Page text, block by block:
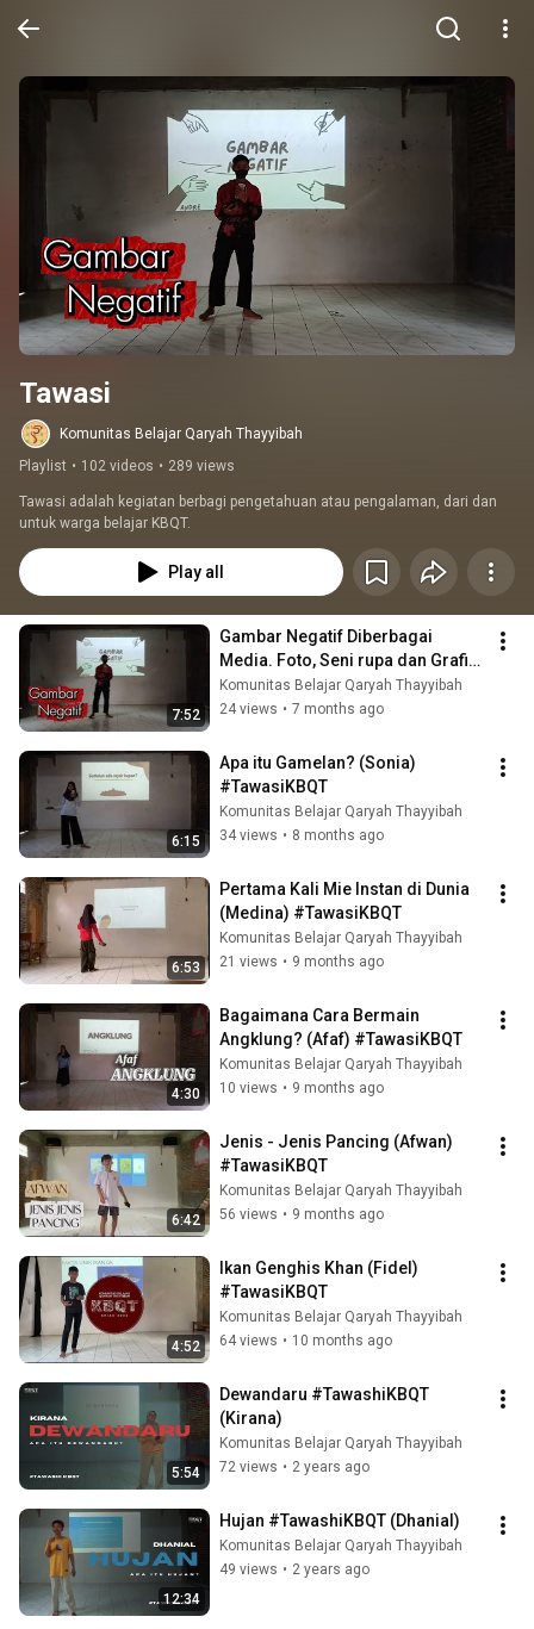
Tawasi
Komunitas Belajar Qaryah Thayyibah
Playlist • 102 videos • 289 views
Tawasi adalah kegiatan berbagi pengetahuan atau pengalaman, dari dan
untuk warga belajar KBQT.
Play all
7:52
Gambar Negatif Diberbagai
Media. Foto, Seni rupa dan Grafis.
(Andre) #TawasiKBQT
Komunitas Belajar Qaryah Thayyibah
24 views • 7 months ago
6:15
Apa itu Gamelan? (Sonia)
#TawasiKBQT
Komunitas Belajar Qaryah Thayyibah
34 views • 8 months ago
6:53
Pertama Kali Mie Instan di Dunia
(Medina) #TawasiKBQT
Komunitas Belajar Qaryah Thayyibah
21 views • 9 months ago
4:30
Bagaimana Cara Bermain
Angklung? (Afaf) #TawasiKBQT
Komunitas Belajar Qaryah Thayyibah
10 views • 9 months ago
6:42
Jenis - Jenis Pancing (Afwan)
#TawasiKBQT
Komunitas Belajar Qaryah Thayyibah
56 views • 9 months ago
4:52
Ikan Genghis Khan (Fidel)
#TawasiKBQT
Komunitas Belajar Qaryah Thayyibah
64 views • 10 months ago
5:54
Dewandaru #TawashiKBQT
(Kirana)
Komunitas Belajar Qaryah Thayyibah
72 views • 2 years ago
12:34
Hujan #TawashiKBQT (Dhanial)
Komunitas Belajar Qaryah Thayyibah
49 views • 2 years ago